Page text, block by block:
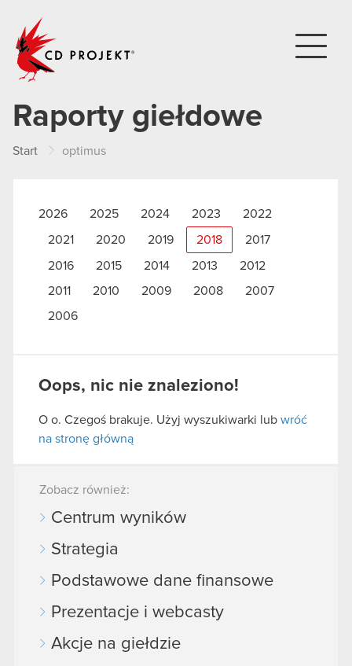
Raporty giełdowe
Start optimus
2026 2025 2024 2023 2022
2021 2020 2019 2018 2017
2016 2015 2014 2013
2012
2011
2010 2009 2008
2007
2006
Oops, nic nie znaleziono!
O o. Czegoś brakuje. Użyj wyszukiwarki lub wróć
na stronę główną
Zobacz również:
Centrum wyników
Strategia
Podstawowe dane finansowe
Prezentacje i webcasty
Akcje na giełdzie